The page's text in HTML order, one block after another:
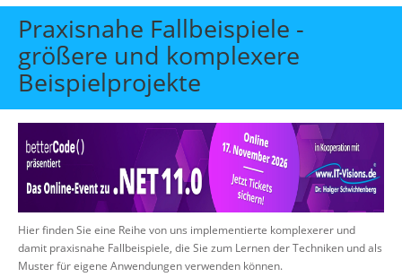
Start
Themen
Beratung
Offene Seminare
Wissen
Über uns
Suche
Praxisnahe Fallbeispiele -
größere und komplexere
Beispielprojekte
Hier finden Sie eine Reihe von uns implementierte komplexerer und
damit praxisnahe Fallbeispiele, die Sie zum Lernen der Techniken und als
Muster für eigene Anwendungen verwenden können.